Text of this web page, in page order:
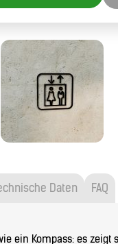
Daten FAQ
ein Kompass: es zeigt